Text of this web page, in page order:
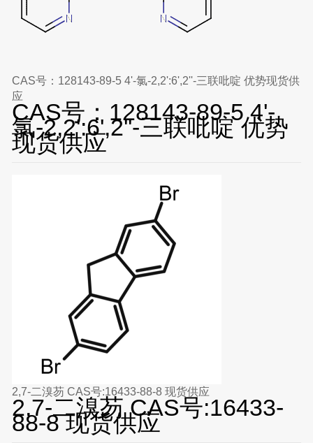
CAS号：128143-89-5 4'-氯-2,2':6',2''-三联吡啶 优势现货供
应
CAS号：128143-89-5 4'-
氯-2,2':6',2''-三联吡啶 优势
现货供应
2,7-二溴芴 CAS号:16433-88-8 现货供应
2,7-二溴芴 CAS号:16433-
88-8 现货供应